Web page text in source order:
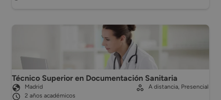
Técnico Superior en Documentación Sanitaria
Madrid
2 años académicos
A distancia, Presencial